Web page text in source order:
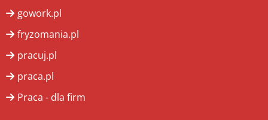
gowork.pl
fryzomania.pl
pracuj.pl
praca.pl
Praca - dla firm